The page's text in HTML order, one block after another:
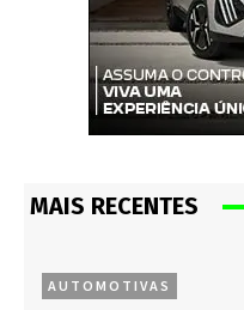
MAIS RECENTES
AUTOMOTIVAS